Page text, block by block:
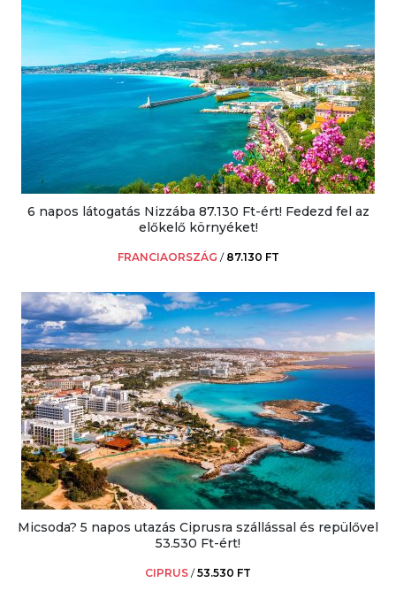
6 napos látogatás Nizzába 87.130 Ft-ért! Fedezd fel az
előkelő környéket!
FRANCIAORSZÁG / 87.130 FT
Micsoda? 5 napos utazás Ciprusra szállással és repülővel
53.530 Ft-ért!
CIPRUS /53.530 FT